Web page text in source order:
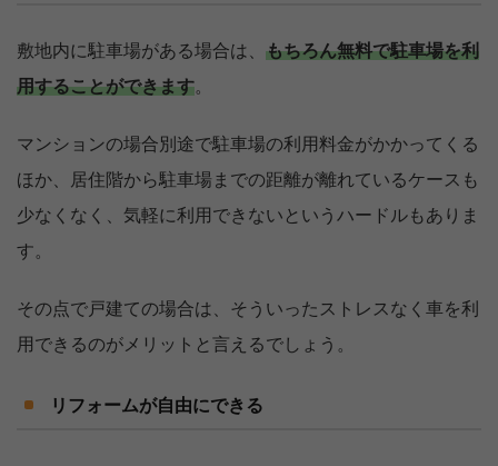
敷地内に駐車場がある場合は、 もちろん無料で駐車場を利
用することができます。
マンションの場合別途で駐車場の利用料金がかかってくる
ほか、居住階から駐車場までの距離が離れているケースも
少なくなく、気軽に利用できないというハードルもありま
す。
その点で戸建ての場合は、そういったストレスなく車を利
用できるのがメリットと言えるでしょう。
リフォームが自由にできる